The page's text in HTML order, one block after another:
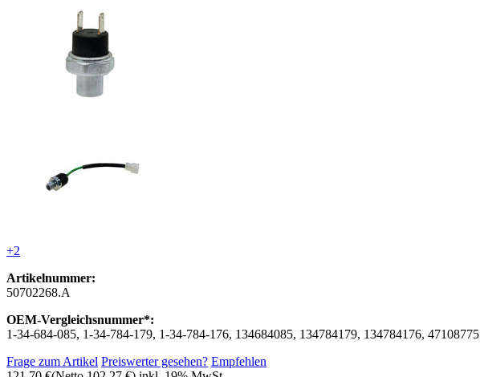
+2
Artikelnummer:
50702268.A
OEM-Vergleichsnummer*:
1-34-684-085, 1-34-784-179, 1-34-784-176, 134684085, 134784179, 134784176, 47108775
Frage zum Artikel Preiswerter gesehen? Empfehlen